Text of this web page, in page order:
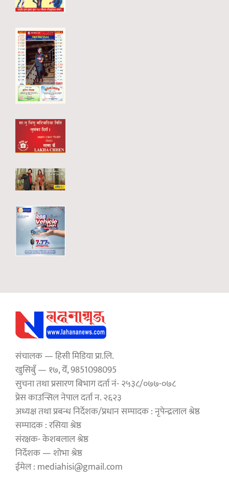
संचालक — हिसी मिडिया प्रा.लि.
खुसिबुँ — १७, येँ, 9851098095
सुचना तथा प्रसारण बिभाग दर्ता नं- २५३८/०७७-०७८
प्रेस काउन्सिल नेपाल दर्ता न. २६२३
अध्यक्ष तथा प्रबन्ध निर्देशक/प्रधान सम्पादक : नृपेन्द्रलाल श्रेष्ठ
सम्पादक : रसिया श्रेष्ठ
संरक्षक- केशबलाल श्रेष्ठ
निर्देशक — शोभा श्रेष्ठ
ईमेल : mediahisi@gmail.com